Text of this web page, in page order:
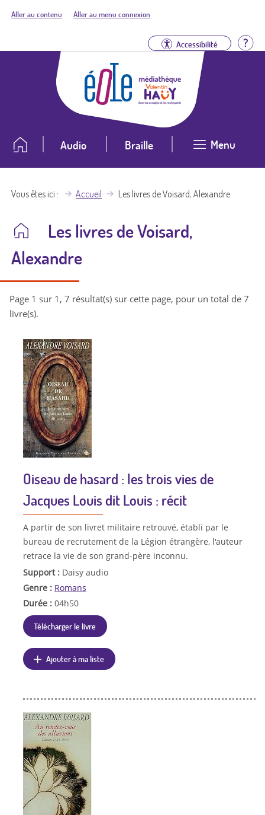
Aller au contenu Aller au menu connexion
Accessibilité
Audio Braille Menu
Vous êtes ici Accueil Les livres de Voisard, Alexandre
Les livres de Voisard,
Alexandre
Page 1 sur 1, 7 résultat(s) sur cette page, pour un total de 7
livre(s).
Oiseau de hasard : les trois vies de
Jacques Louis dit Louis : récit
A partir de son livret militaire retrouvé, établi par le
bureau de recrutement de la Légion étrangère, l'auteur
retrace la vie de son grand-père inconnu.
Support : Daisy audio
Genre : Romans
Durée : 04h50
Télécharger le livre
Ajouter à ma liste